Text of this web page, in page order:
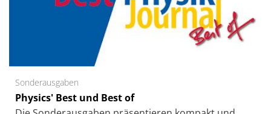
Sonderausgaben
Physics' Best und Best of